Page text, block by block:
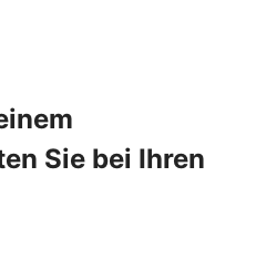
Sie bei Ihren